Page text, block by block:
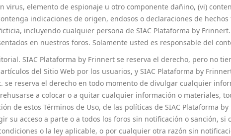
virus, elemento de espionaje u otro componente dañino, (vi)
indicaciones de origen, endosos o declaraciones de
incluyendo cualquier persona de SIAC Plataforma by
en nuestros foros. Solamente usted es responsable del
SIAC Plataforma by Frinnert se reserva el derecho, pero no
del Sitio Web por los usuarios, y SIAC Plataforma by
se reserva el derecho en todo momento de divulgar cualquier
a colocar o a quitar cualquier información o materiales,
de estos Términos de Uso, de las políticas de SIAC Plataforma
su acceso a parte o a todos los foros sin notificación o sanción,
o la ley aplicable, o por cualquier otra razón sin